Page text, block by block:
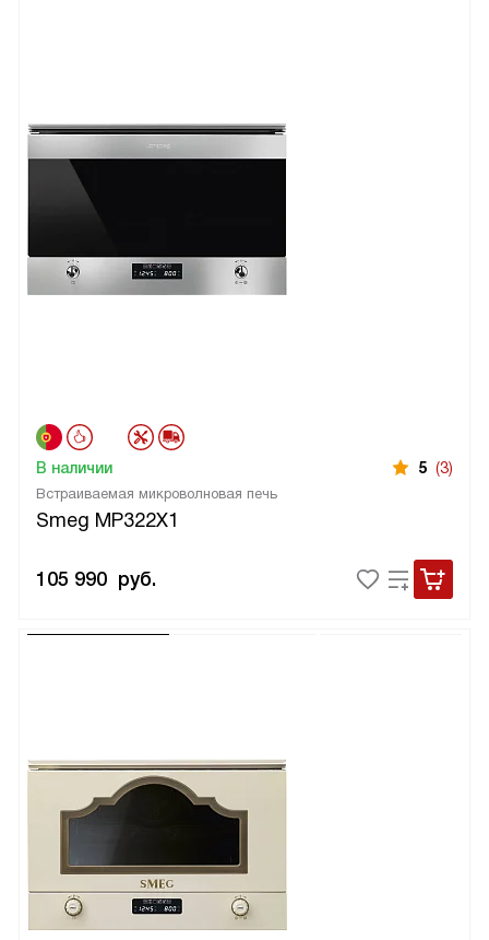
Встраиваемая микроволновая печь
Smeg MP322X1
В наличии 5 (3)
105 990 руб.